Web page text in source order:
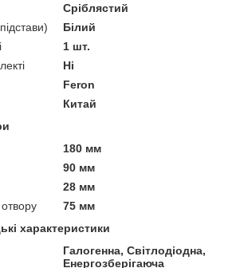
Сріблястий
Білий
1 шт.
Ні
Feron
Китай
180 мм
90 мм
28 мм
отвору
75 мм
характеристики
Галогенна, Світлодіодна,
Енергозберігаюча